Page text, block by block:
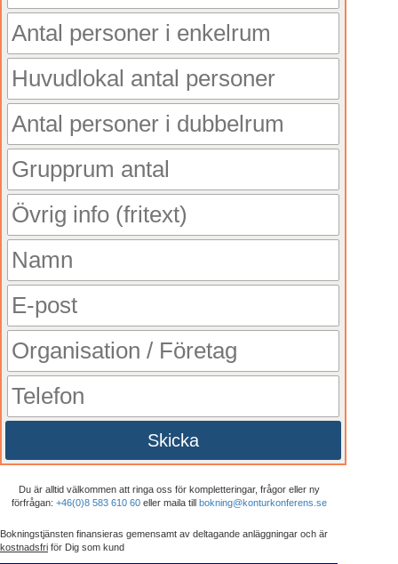
Skicka
Du är alltid välkommen att ringa oss för kompletteringar, frågor eller ny
förfrågan: +46(0)8 583 610 60eller maila till bokning@konturkonferens.se
Bokningstjänsten finansieras gemensamt av deltagande anläggningar och är
kostnadsfri för Dig som kund